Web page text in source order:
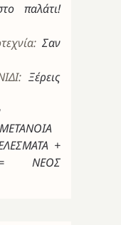
παλάτι!
Σαν
Ξέρεις
ΜΕΤΑΝΟΙΑ
+
ΝΕΟΣ